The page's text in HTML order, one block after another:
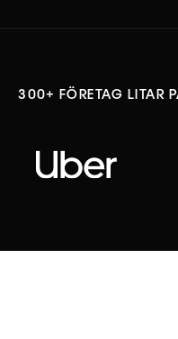
300+ FÖRETAG LITAR